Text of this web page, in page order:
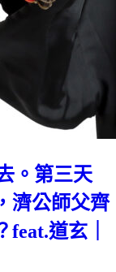
。第三天
濟公師父齊
道玄｜